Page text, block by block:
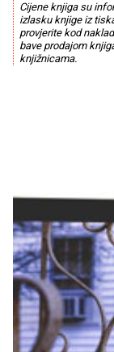
Cijene knjiga su
izlasku knjige iz
provjerite kod
bave prodajom
knjižnicama.